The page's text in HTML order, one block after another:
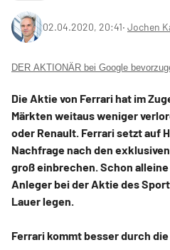
02.04.2020, 20:41‧ Jochen
DER AKTIONÄR bei Google
Die Aktie von Ferrari hat im
Märkten weitaus weniger
oder Renault. Ferrari setzt auf
Nachfrage nach den
groß einbrechen. Schon
Anleger bei der Aktie des
Lauer legen.
Ferrari kommt besser durch die